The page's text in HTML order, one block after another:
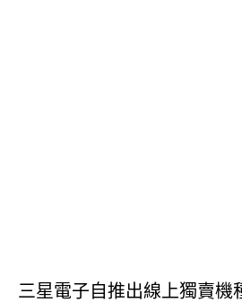
三星電子自推出線上獨賣機